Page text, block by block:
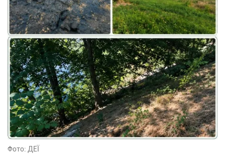
Фото: ДЕЇ